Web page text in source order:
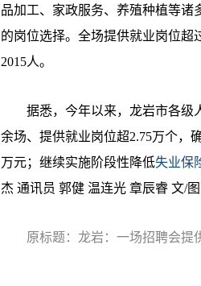
品加工、家政服务、养殖种植等诸
的岗位选择。全场提供就业岗位超
2015人。
据悉，今年以来，龙岩市各级人
余场、提供就业岗位超2.75万个，
万元；继续实施阶段性降低失业保
杰 通讯员 郭健 温连光 章辰睿 文/图
原标题：龙岩：一场招聘会提